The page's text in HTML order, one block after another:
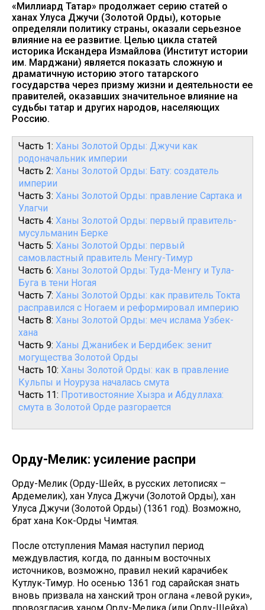
«Миллиард Татар» продолжает серию статей о
ханах Улуса Джучи (Золотой Орды), которые
определяли политику страны, оказали серьезное
влияние на ее развитие. Целью цикла статей
историка Искандера Измайлова (Институт истории
им. Марджани) является показать сложную и
драматичную историю этого татарского
государства через призму жизни и деятельности ее
правителей, оказавших значительное влияние на
судьбы татар и других народов, населяющих
Россию.
Часть 1: Ханы Золотой Орды: Джучи как
родоначальник империи
Часть 2: Ханы Золотой Орды: Бату: создатель
империи
Часть 3: Ханы Золотой Орды: правление Сартака и
Улагчи
Часть 4: Ханы Золотой Орды: первый правитель-
мусульманин Берке
Часть 5: Ханы Золотой Орды: первый
самовластный правитель Менгу-Тимур
Часть 6: Ханы Золотой Орды: Туда-Менгу и Тула-
Буга в тени Ногая
Часть 7: Ханы Золотой Орды: как правитель Токта
расправился с Ногаем и реформировал империю
Часть 8: Ханы Золотой Орды: меч ислама Узбек-
хана
Часть 9: Ханы Джанибек и Бердибек: зенит
могущества Золотой Орды
Часть 10: Ханы Золотой Орды: как в правление
Кульпы и Ноуруза началась смута
Часть 11: Противостояние Хызра и Абдуллаха:
смута в Золотой Орде разгорается
Орду-Мелик: усиление распри
Орду-Мелик (Орду-Шейх, в русских летописях –
Ардемелик), хан Улуса Джучи (Золотой Орды), хан
Улуса Джучи (Золотой Орды) (1361 год). Возможно,
брат хана Кок-Орды Чимтая.
После отступления Мамая наступил период
междувластия, когда, по данным восточных
источников, возможно, правил некий карачибек
Кутлук-Тимур. Но осенью 1361 год сарайская знать
вновь призвала на ханский трон оглана «левой руки»,